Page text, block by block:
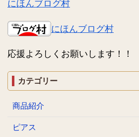
にほんブログ村
にほんブログ村
応援よろしくお願いします！！
カテゴリー
商品紹介
ピアス